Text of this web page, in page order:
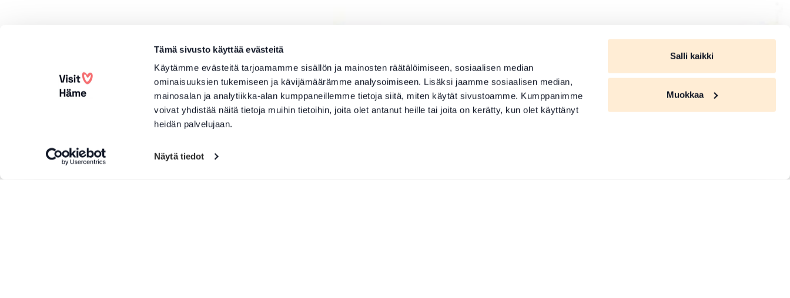
Tämä sivusto käyttää evästeitä
Käytämme evästeitä tarjoamamme sisällön ja mainosten räätälöimiseen, sosiaalisen median
ominaisuuksien tukemiseen ja kävijämäärämme analysoimiseen. Lisäksi jaamme sosiaalisen median,
mainosalan ja analytiikka-alan kumppaneillemme tietoja siitä, miten käytät sivustoamme. Kumppanimme
voivat yhdistää näitä tietoja muihin tietoihin, joita olet antanut heille tai joita on kerätty, kun olet käyttänyt
heidän palvelujaan.
Näytä tiedot
Salli kaikki
Muokkaa